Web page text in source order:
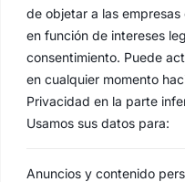
de objetar a las
en función de intereses
consentimiento. Puede
en cualquier momento
Privacidad en la parte
Usamos sus datos para:
Anuncios y contenido